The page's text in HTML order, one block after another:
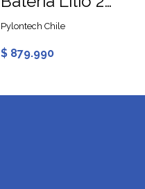
Pylontech Chile
$ 879.990